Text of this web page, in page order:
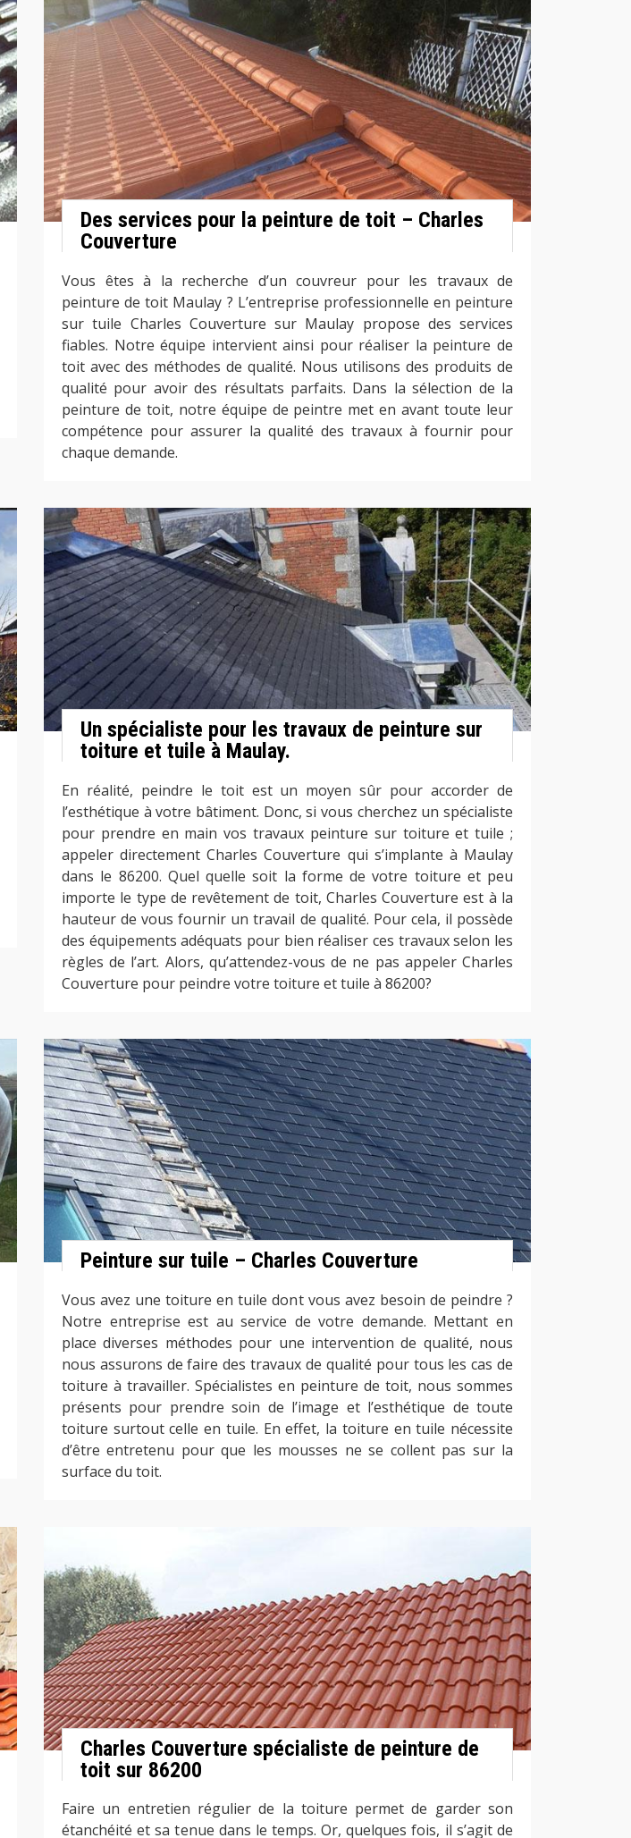
Des services pour la peinture de toit – Charles
Couverture
Vous êtes à la recherche d’un couvreur pour les travaux de
peinture de toit Maulay ? L’entreprise professionnelle en peinture
sur tuile Charles Couverture sur Maulay propose des services
fiables. Notre équipe intervient ainsi pour réaliser la peinture de
toit avec des méthodes de qualité. Nous utilisons des produits de
qualité pour avoir des résultats parfaits. Dans la sélection de la
peinture de toit, notre équipe de peintre met en avant toute leur
compétence pour assurer la qualité des travaux à fournir pour
chaque demande.
Un spécialiste pour les travaux de peinture sur
toiture et tuile à Maulay.
En réalité, peindre le toit est un moyen sûr pour accorder de
l’esthétique à votre bâtiment. Donc, si vous cherchez un spécialiste
pour prendre en main vos travaux peinture sur toiture et tuile ;
appeler directement Charles Couverture qui s’implante à Maulay
dans le 86200. Quel quelle soit la forme de votre toiture et peu
importe le type de revêtement de toit, Charles Couverture est à la
hauteur de vous fournir un travail de qualité. Pour cela, il possède
des équipements adéquats pour bien réaliser ces travaux selon les
règles de l’art. Alors, qu’attendez-vous de ne pas appeler Charles
Couverture pour peindre votre toiture et tuile à 86200?
Peinture sur tuile – Charles Couverture
Vous avez une toiture en tuile dont vous avez besoin de peindre ?
Notre entreprise est au service de votre demande. Mettant en
place diverses méthodes pour une intervention de qualité, nous
nous assurons de faire des travaux de qualité pour tous les cas de
toiture à travailler. Spécialistes en peinture de toit, nous sommes
présents pour prendre soin de l’image et l’esthétique de toute
toiture surtout celle en tuile. En effet, la toiture en tuile nécessite
d’être entretenu pour que les mousses ne se collent pas sur la
surface du toit.
Charles Couverture spécialiste de peinture de
toit sur 86200
Faire un entretien régulier de la toiture permet de garder son
étanchéité et sa tenue dans le temps. Or, quelques fois, il s’agit de